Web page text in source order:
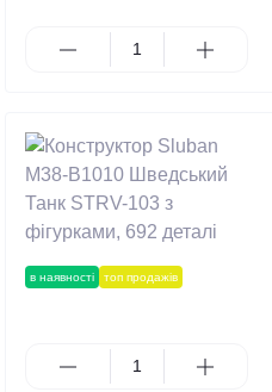
в наявності топ продажів